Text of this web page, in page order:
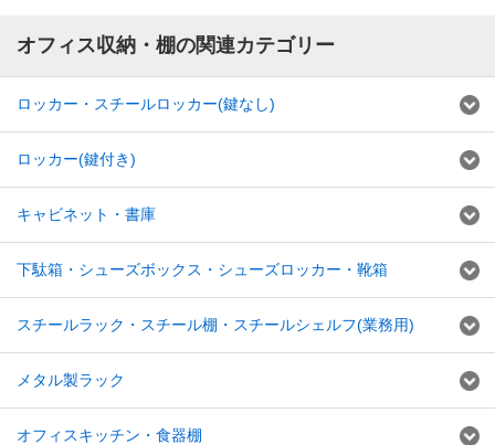
オフィス収納・棚の関連カテゴリー
ロッカー・スチールロッカー(鍵なし)
ロッカー(鍵付き)
キャビネット・書庫
下駄箱・シューズボックス・シューズロッカー・靴箱
スチールラック・スチール棚・スチールシェルフ(業務用)
メタル製ラック
オフィスキッチン・食器棚